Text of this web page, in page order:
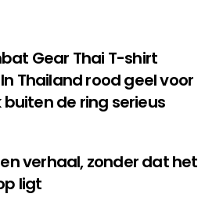
Gear Thai T-shirt
Thailand rood geel voor
de ring serieus
verhaal, zonder dat het
ligt